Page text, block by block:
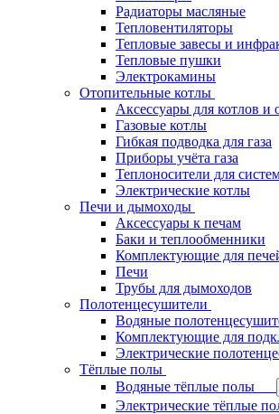
Радиаторы масляные
Тепловентиляторы
Тепловые завесы и
Тепловые пушки
Электрокамины
Отопительные котлы
Аксессуары для котлов и
Газовые котлы
Гибкая подводка для газа
Приборы учёта газа
Теплоносители для
Электрические котлы
Печи и дымоходы
Аксессуары к печам
Баки и теплообменники
Комплектующие для
Печи
Трубы для дымоходов
Полотенцесушители
Водяные
Комплектующие для
Электрические
Тёплые полы
Водяные тёплые полы
Электрические тёплые